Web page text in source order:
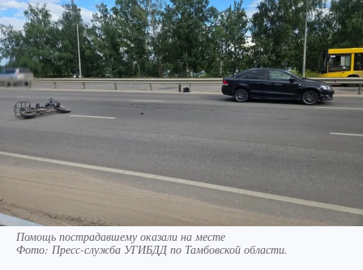
Помощь пострадавшему оказали на месте
Фото: Пресс-служба УГИБДД по Тамбовской области.